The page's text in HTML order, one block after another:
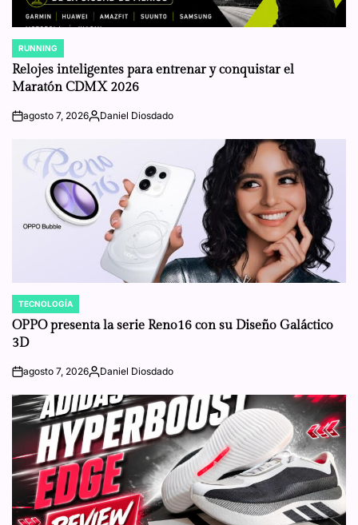
POSTED
IN
RUNNING
Relojes inteligentes para entrenar y conquistar el
Maratón CDMX 2026
onagosto 7, 2026Posted
Daniel Diosdado
POSTED
IN
TECNOLOGÍA
OPPO presenta la serie Reno16 con su Diseño Galáctico
3D
onagosto 7, 2026Posted
Daniel Diosdado